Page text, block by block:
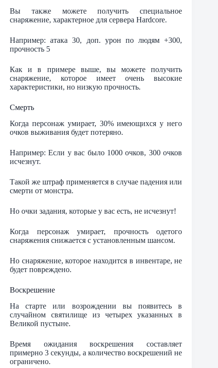
Вы также можете получить специальное
снаряжение, характерное для сервера Hardcore.
Например: атака 30, доп. урон по людям +300,
прочность 5
Как и в примере выше, вы можете получить
снаряжение, которое имеет очень высокие
характеристики, но низкую прочность.
Смерть
Когда персонаж умирает, 30% имеющихся у него
очков выживания будет потеряно.
Например: Если у вас было 1000 очков, 300 очков
исчезнут.
Такой же штраф применяется в случае падения или
смерти от монстра.
Но очки задания, которые у вас есть, не исчезнут!
Когда персонаж умирает, прочность одетого
снаряжения снижается с установленным шансом.
Но снаряжение, которое находится в инвентаре, не
будет повреждено.
Воскрешение
На старте или возрождении вы появитесь в
случайном святилище из четырех указанных в
Великой пустыне.
Время ожидания воскрешения составляет
примерно 3 секунды, а количество воскрешений не
ограничено.